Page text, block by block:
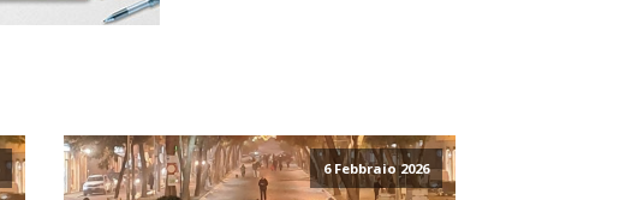
6 Febbraio 2026